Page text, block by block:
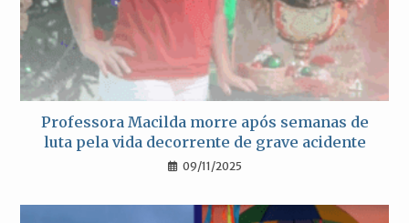
Professora Macilda morre após semanas de
luta pela vida decorrente de grave acidente
09/11/2025